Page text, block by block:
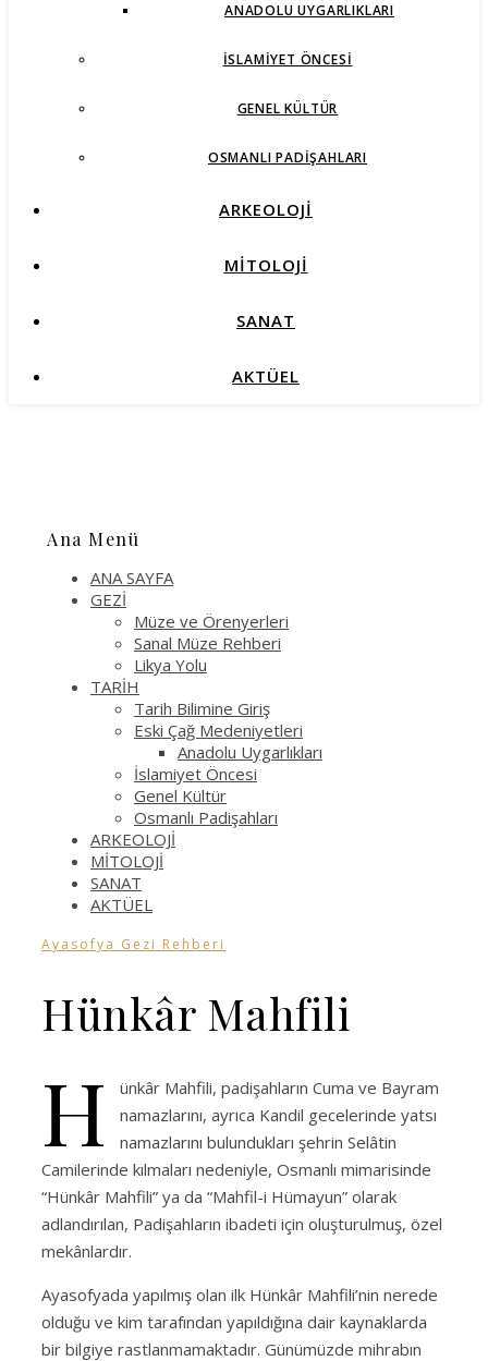
ANADOLU UYGARLIKLARI
İSLAMIYET ÖNCESI
GENEL KÜLTÜR
OSMANLI PADIŞAHLARI
ARKEOLOJİ
MİTOLOJİ
SANAT
AKTÜEL
Ana Menü
ANA SAYFA
GEZİ
Müze ve Örenyerleri
Sanal Müze Rehberi
Likya Yolu
TARİH
Tarih Bilimine Giriş
Eski Çağ Medeniyetleri
Anadolu Uygarlıkları
İslamiyet Öncesi
Genel Kültür
Osmanlı Padişahları
ARKEOLOJİ
MİTOLOJİ
SANAT
AKTÜEL
Ayasofya Gezi Rehberi
Hünkâr Mahfili
H
ünkâr Mahfili, padişahların Cuma ve Bayram
namazlarını, ayrıca Kandil gecelerinde yatsı
namazlarını bulundukları şehrin Selâtin
Camilerinde kılmaları nedeniyle, Osmanlı mimarisinde
“Hünkâr Mahfili” ya da “Mahfil-i Hümayun” olarak
adlandırılan, Padişahların ibadeti için oluşturulmuş, özel
mekânlardır.
Ayasofyada yapılmış olan ilk Hünkâr Mahfili’nin nerede
olduğu ve kim tarafından yapıldığına dair kaynaklarda
bir bilgiye rastlanmamaktadır. Günümüzde mihrabın